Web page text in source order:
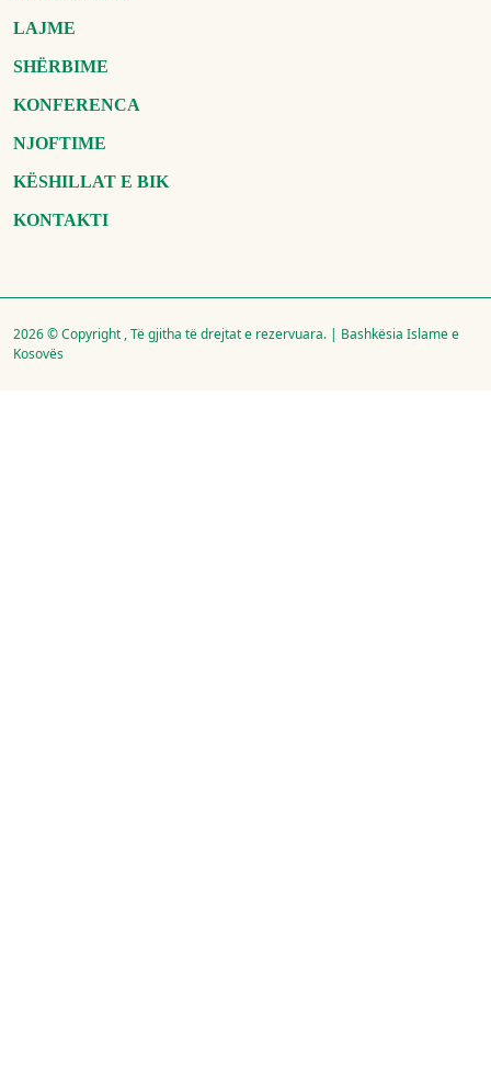
LAJME
SHËRBIME
KONFERENCA
NJOFTIME
KËSHILLAT E BIK
KONTAKTI
2026 © Copyright , Të gjitha të drejtat e rezervuara. | Bashkësia Islame e
Kosovës